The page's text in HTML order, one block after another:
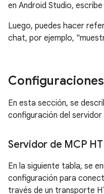
en Android Studio, escribe
Luego, puedes hacer
chat, por ejemplo,
Configuraciones
En esta sección, se
configuración del servidor
Servidor de MCP
En la siguiente tabla, se
configuración para
través de un transporte